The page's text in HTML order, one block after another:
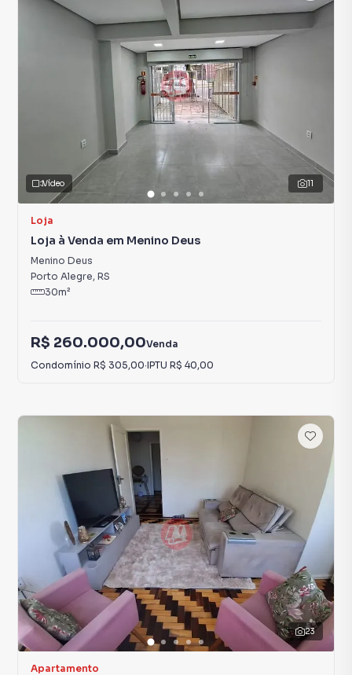
11
Vídeo
Loja
Loja à Venda em Menino Deus
Menino Deus
Porto Alegre, RS
30m²
R$ 260.000,00Venda
Condomínio R$ 305,00·IPTU R$ 40,00
23
Apartamento